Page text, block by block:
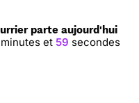
parte aujourd'hui
minutes et 58 secondes